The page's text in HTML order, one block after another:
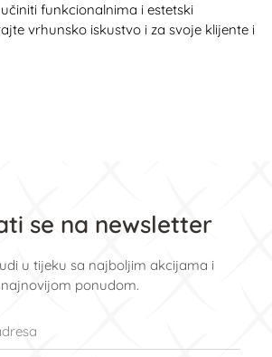
funkcionalnima i estetski
vrhunsko iskustvo i za svoje klijente i
se na newsletter
u tijeku sa najboljim akcijama i
najnovijom ponudom.